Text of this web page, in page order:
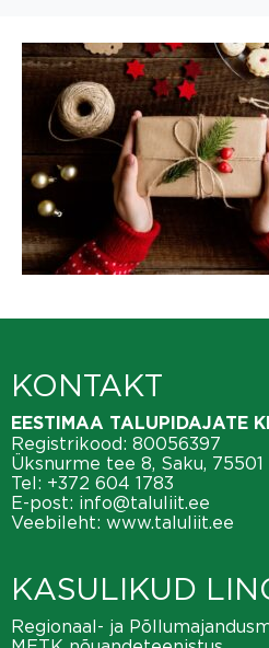
KONTAKT
EESTIMAA TALUPIDAJATE
Registrikood: 80056397
Üksnurme tee 8, Saku,
Tel: +372 604 1783
E-post: info@taluliit.ee
Veebileht: www.taluliit.ee
KASULIKUD
Regionaal- ja